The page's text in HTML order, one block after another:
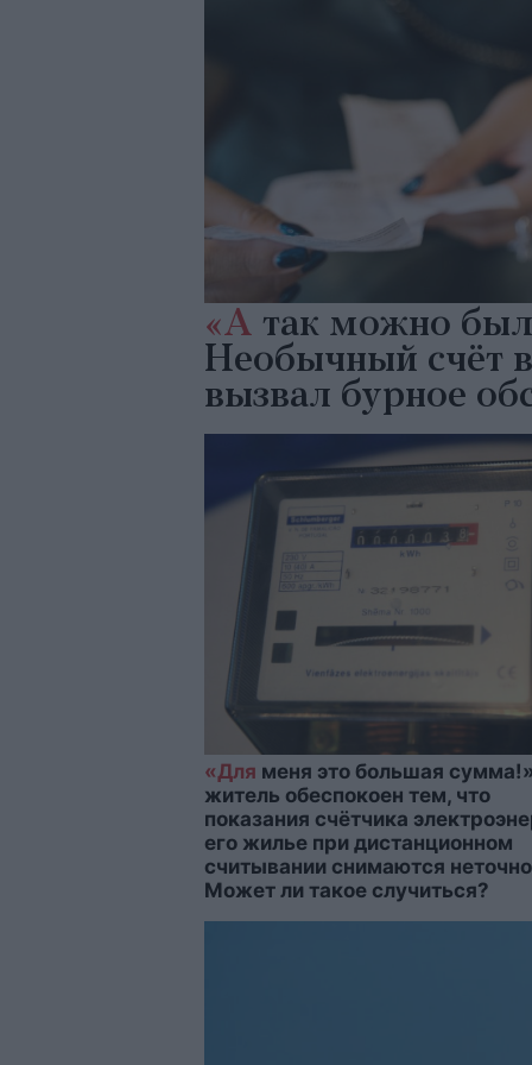
«А так можно
Необычный счёт
вызвал бурное
«Для меня это большая
житель обеспокоен тем, что
показания счётчика
его жилье при дистанционном
считывании снимаются
Может ли такое случиться?